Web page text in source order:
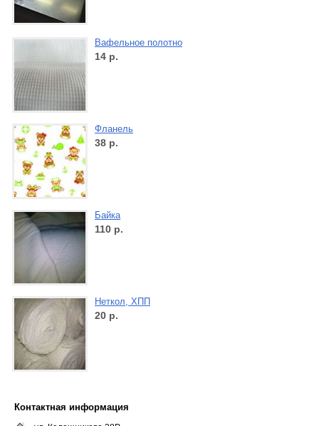
Вафельное полотно
14 р.
Фланель
38 р.
Байка
110 р.
Неткол, ХПП
20 р.
Контактная информация